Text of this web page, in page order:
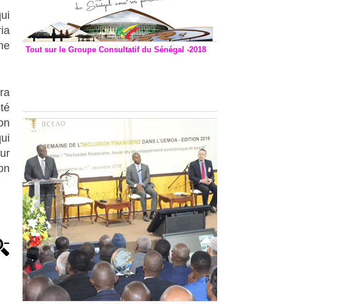
Tout sur le Groupe Consultatif du Sénégal -2018